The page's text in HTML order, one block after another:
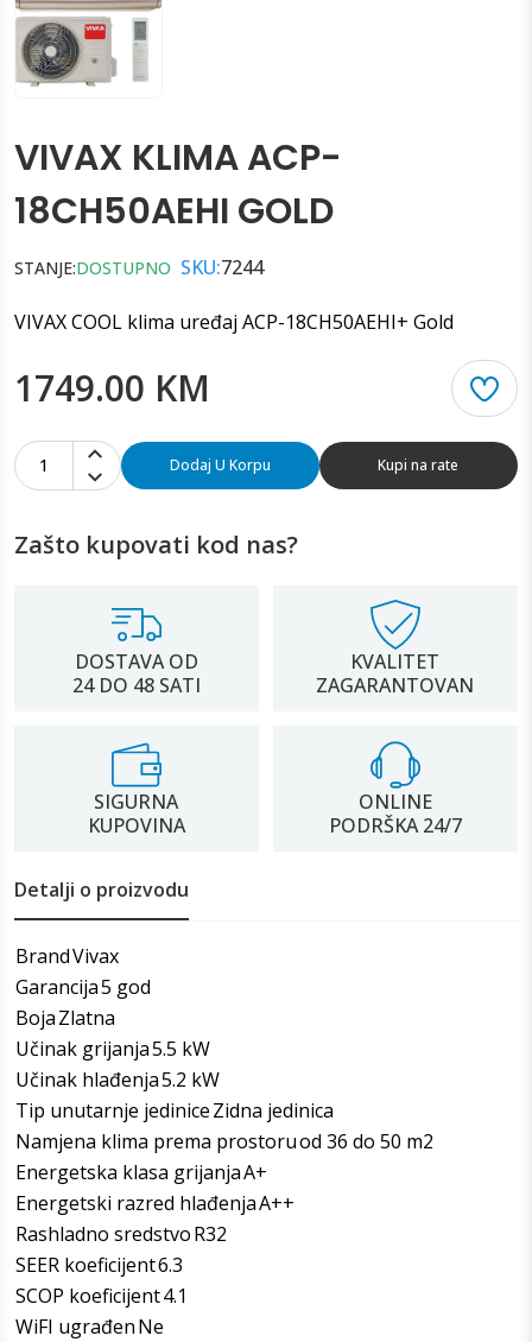
VIVAX KLIMA ACP-
18CH50AEHI GOLD
STANJE:DOSTUPNO SKU:7244
VIVAX COOL klima uređaj ACP-18CH50AEHI+ Gold
1749.00 KM
1 Dodaj U Korpu Kupi na rate
Zašto kupovati kod nas?
DOSTAVA OD
24 DO 48 SATI
KVALITET
ZAGARANTOVAN
SIGURNA
KUPOVINA
ONLINE
PODRŠKA 24/7
Detalji o proizvodu
BrandVivax
Garancija5 god
BojaZlatna
Učinak grijanja5.5 kW
Učinak hlađenja5.2 kW
Tip unutarnje jediniceZidna jedinica
Namjena klima prema prostoruod 36 do 50 m2
Energetska klasa grijanjaA+
Energetski razred hlađenjaA++
Rashladno sredstvoR32
SEER koeficijent6.3
SCOP koeficijent4.1
WiFI ugrađenNe